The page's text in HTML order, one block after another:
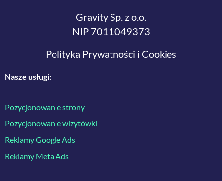
Gravity Sp. z o.o.
NIP 7011049373
Polityka Prywatności i Cookies
Nasze usługi:
Pozycjonowanie strony
Pozycjonowanie wizytówki
Reklamy Google Ads
Reklamy Meta Ads